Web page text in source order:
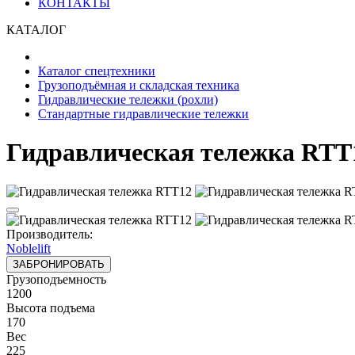
КОНТАКТЫ
КАТАЛОГ
Каталог спецтехники
Грузоподъёмная и складская техника
Гидравлические тележки (рохли)
Стандартные гидравлические тележки
Гидравлическая тележка
Производитель:
Noblelift
ЗАБРОНИРОВАТЬ
Грузоподъемность
1200
Высота подъема
170
Вес
225